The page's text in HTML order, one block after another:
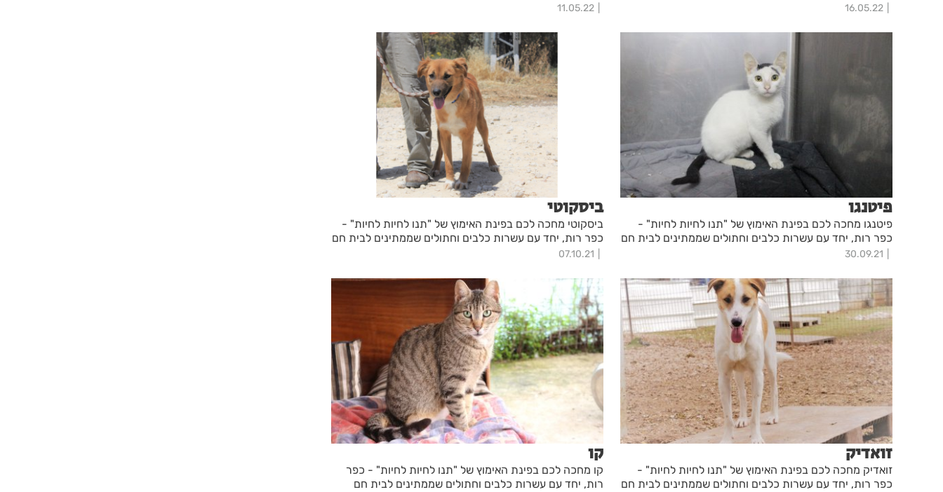
16.05.22
11.05.22
פיטנגו
פיטנגו מחכה לכם בפינת האימוץ של "תנו לחיות לחיות" -
כפר רות, יחד עם עשרות כלבים וחתולים שממתינים לבית חם
30.09.21
ביסקוטי
ביסקוטי מחכה לכם בפינת האימוץ של "תנו לחיות לחיות" -
כפר רות, יחד עם עשרות כלבים וחתולים שממתינים לבית חם
07.10.21
זואדיק
זואדיק מחכה לכם בפינת האימוץ של "תנו לחיות לחיות" -
כפר רות, יחד עם עשרות כלבים וחתולים שממתינים לבית חם
קו
קו מחכה לכם בפינת האימוץ של "תנו לחיות לחיות" - כפר
רות, יחד עם עשרות כלבים וחתולים שממתינים לבית חם